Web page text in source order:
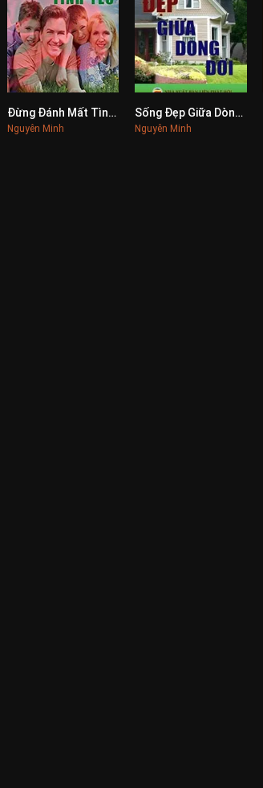
0Đừng Đánh Mất Tình Yêu
Nguyên Minh
0
Sống Đẹp Giữa Dòng Đời
Nguyên Minh